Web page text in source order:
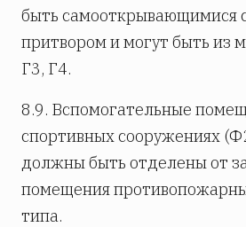
быть самооткрывающимися
притвором и могут быть из
Г3, Г4.
8.9. Вспомогательные
спортивных сооружениях
должны быть отделены от
помещения
типа.